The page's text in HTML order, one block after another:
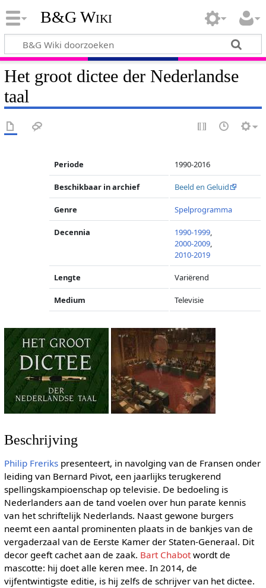
B&G Wiki
Het groot dictee der Nederlandse
taal
Periode 1990-2016
Beschikbaar in archief Beeld en Geluid
Genre Spelprogramma
Decennia 1990-1999,
2000-2009,
2010-2019
Lengte Variërend
Medium Televisie
Beschrijving
Philip Frerikspresenteert, in navolging van de Fransen onder
leiding van Bernard Pivot, een jaarlijks terugkerend
spellingskampioenschap op televisie. De bedoeling is
Nederlanders aan de tand voelen over hun parate kennis
van het schriftelijk Nederlands. Naast gewone burgers
neemt een aantal prominenten plaats in de bankjes van de
vergaderzaal van de Eerste Kamer der Staten-Generaal. Dit
decor geeft cachet aan de zaak. Bart Chabotwordt de
mascotte: hij doet alle keren mee. In 2014, de
vijfentwintigste editie, is hij zelfs de schrijver van het dictee.